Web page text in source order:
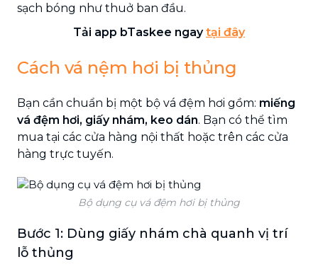
sạch bóng như thuở ban đầu.
Tải app bTaskee ngaytại đây
Cách vá nệm hơi bị thủng
Bạn cần chuẩn bị một bộ vá đệm hơi gồm: miếng
vá đệm hơi, giấy nhám, keo dán. Bạn có thể tìm
mua tại các cửa hàng nội thất hoặc trên các cửa
hàng trực tuyến.
Bộ dụng cụ vá đệm hơi bị thủng
Bước 1: Dùng giấy nhám chà quanh vị trí
lỗ thủng